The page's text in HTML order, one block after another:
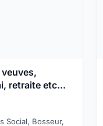
retraite etc...